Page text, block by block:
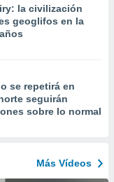
la civilización
geoglifos en la
se repetirá en
seguirán
sobre lo normal
Más Vídeos